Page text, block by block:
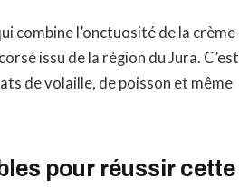
combine l’onctuosité de la crème
issu de la région du Jura. C’est
de volaille, de poisson et même
pour réussir cette